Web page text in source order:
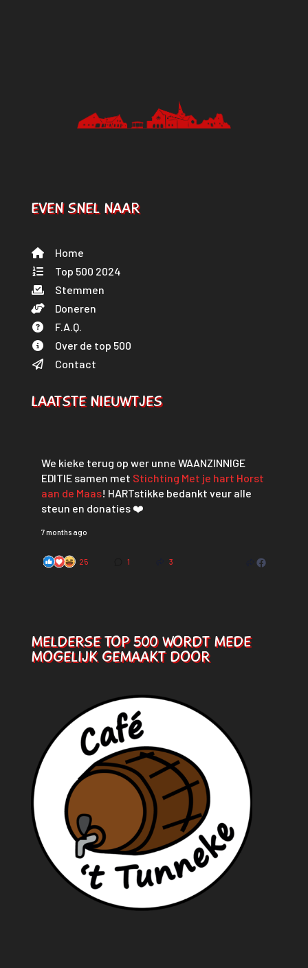
EVEN SNEL NAAR
Home
Top 500 2024
Stemmen
Doneren
F.A.Q.
Over de top 500
Contact
LAATSTE NIEUWTJES
We kieke terug op wer unne WAANZINNIGE
EDITIE samen met Stichting Met je hart Horst
aan de Maas! HARTstikke bedankt veur alle
steun en donaties ❤️
7 months ago
25 1 3
MELDERSE TOP 500 WORDT MEDE
MOGELIJK GEMAAKT DOOR